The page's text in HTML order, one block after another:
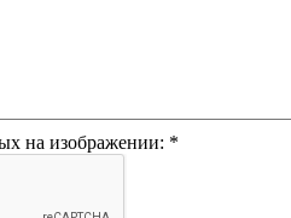
на изображении: *